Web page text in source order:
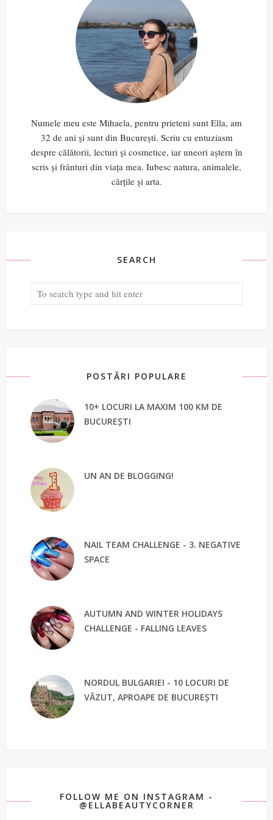
Numele meu este Mihaela, pentru prieteni sunt Ella, am
32 de ani și sunt din București. Scriu cu entuziasm
despre călătorii, lecturi și cosmetice, iar uneori aștern în
scris și frânturi din viața mea. Iubesc natura, animalele,
cărțile și arta.
SEARCH
POSTĂRI POPULARE
10+ LOCURI LA MAXIM 100 KM DE
BUCUREȘTI
UN AN DE BLOGGING!
NAIL TEAM CHALLENGE - 3. NEGATIVE
SPACE
AUTUMN AND WINTER HOLIDAYS
CHALLENGE - FALLING LEAVES
NORDUL BULGARIEI - 10 LOCURI DE
VĂZUT, APROAPE DE BUCUREȘTI
FOLLOW ME ON INSTAGRAM -
@ELLABEAUTYCORNER